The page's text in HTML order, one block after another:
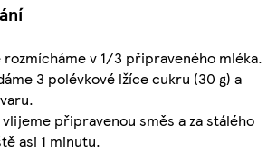
rozmícháme v 1/3 připraveného mléka.
3 polévkové lžíce cukru (30 g) a
připravenou směs a za stálého
asi 1 minutu.